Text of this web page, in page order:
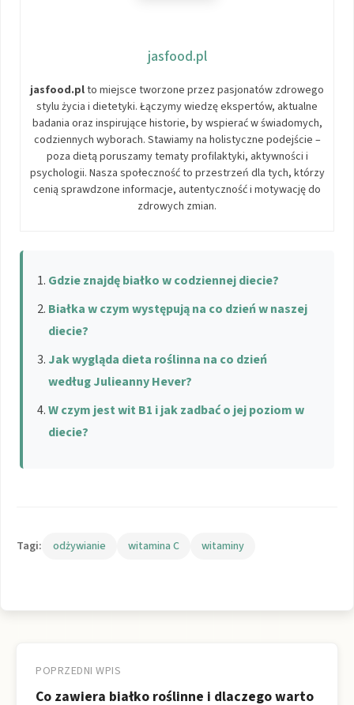
jasfood.pl
jasfood.plto miejsce tworzone przez pasjonatów zdrowego
stylu życia i dietetyki. Łączymy wiedzę ekspertów, aktualne
badania oraz inspirujące historie, by wspierać w świadomych,
codziennych wyborach. Stawiamy na holistyczne podejście –
poza dietą poruszamy tematy profilaktyki, aktywności i
psychologii. Nasza społeczność to przestrzeń dla tych, którzy
cenią sprawdzone informacje, autentyczność i motywację do
zdrowych zmian.
Gdzie znajdę białko w codziennej diecie?
Białka w czym występują na co dzień w naszej
diecie?
Jak wygląda dieta roślinna na co dzień
według Julieanny Hever?
W czym jest wit B1 i jak zadbać o jej poziom w
diecie?
Tagi: odżywianie witamina C witaminy
wpisu
POPRZEDNI WPIS
Co zawiera białko roślinne i dlaczego warto